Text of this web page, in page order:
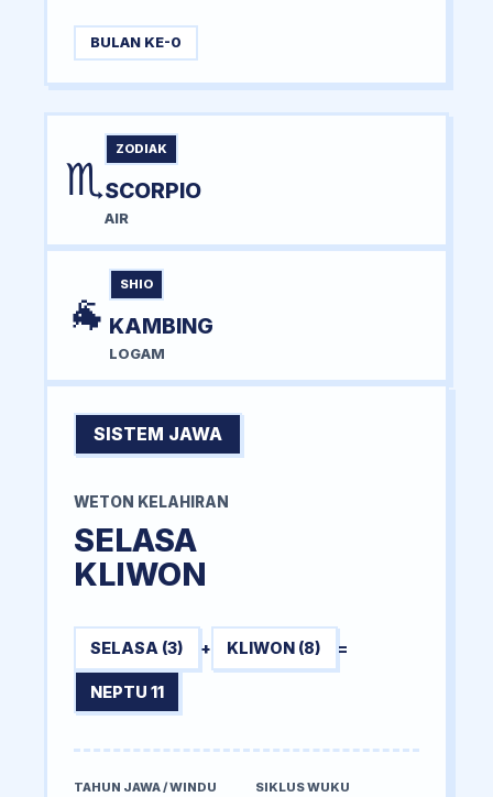
BULAN KE-0
♏
ZODIAK
SCORPIO
AIR
🐐
SHIO
KAMBING
LOGAM
SISTEM JAWA
WETON KELAHIRAN
SELASA
KLIWON
SELASA (3) + KLIWON (8) =
NEPTU 11
TAHUN JAWA / WINDU SIKLUS WUKU